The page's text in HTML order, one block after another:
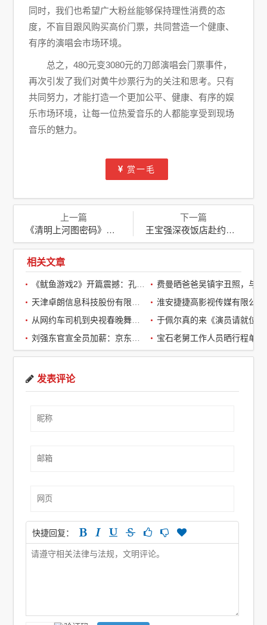
同时，我们也希望广大粉丝能够保持理性消费的态
度，不盲目跟风购买高价门票，共同营造一个健康、
有序的演唱会市场环境。
总之，480元变3080元的刀郎演唱会门票事件，
再次引发了我们对黄牛炒票行为的关注和思考。只有
共同努力，才能打造一个更加公平、健康、有序的娱
乐市场环境，让每一位热爱音乐的人都能享受到现场
音乐的魅力。
赏一毛
上一篇
《清明上河图密码》热播，张颂文被指“演技不行”，本人回应
下一篇
王宝强深夜饭店赴约，女友冯清紧随甜蜜相伴，低调聚餐爱意浓
相关文章
淮安捷捷高影视传媒有限公司
发表评论
快捷回复：